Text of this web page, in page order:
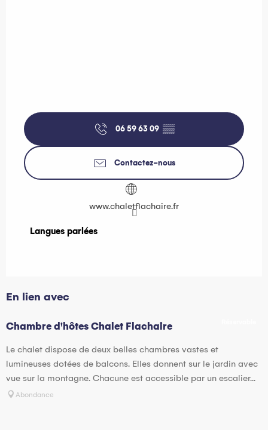
06 59 63 09 ▒▒
Contactez-nous
www.chaletflachaire.fr
Langues parlées
Langues parlées
En lien avec
Chambre d'hôtes Chalet Flachaire
Le chalet dispose de deux belles chambres vastes et
lumineuses dotées de balcons. Elles donnent sur le jardin avec
vue sur la montagne. Chacune est accessible par un escalier...
Abondance